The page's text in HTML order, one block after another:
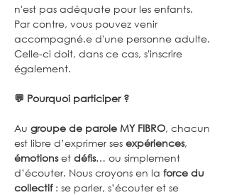
n'est pas adéquate pour les enfants.
Par contre, vous pouvez venir
accompagné.e d'une personne adulte.
Celle-ci doit, dans ce cas, s'inscrire
également.
💬 Pourquoi participer ?
Au groupe de parole MY FIBRO, chacun
est libre d’exprimer ses expériences,
émotions et défis… ou simplement
d’écouter. Nous croyons en la force du
collectif : se parler, s’écouter et se